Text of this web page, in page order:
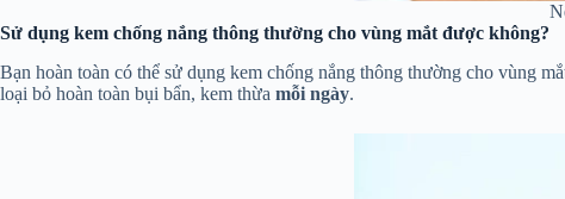
Sử dụng kem chống nắng thông thường cho vùng mắt được không?
Bạn hoàn toàn có thể sử dụng kem chống nắng thông thường cho vùng
loại bỏ hoàn toàn bụi bẩn, kem thừa mỗi ngày.